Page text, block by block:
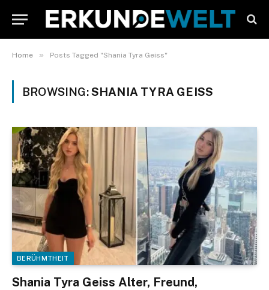
Home » Posts Tagged "Shania Tyra Geiss"
BROWSING:SHANIA TYRA GEISS
BERÜHMTHEIT
Shania Tyra Geiss Alter, Freund,